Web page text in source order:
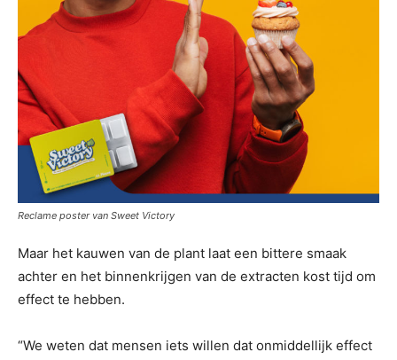
Reclame poster van Sweet Victory
Maar het kauwen van de plant laat een bittere smaak
achter en het binnenkrijgen van de extracten kost tijd om
effect te hebben.
“We weten dat mensen iets willen dat onmiddellijk effect